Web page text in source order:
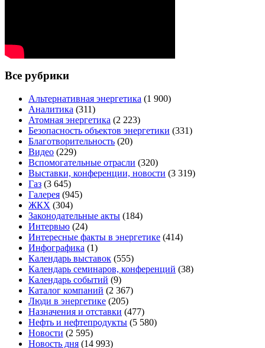
Все рубрики
Альтернативная энергетика (1 900)
Аналитика (311)
Атомная энергетика (2 223)
Безопасность объектов энергетики (331)
Благотворительность (20)
Видео (229)
Вспомогательные отрасли (320)
Выставки, конференции, новости (3 319)
Газ (3 645)
Галерея (945)
ЖКХ (304)
Законодательные акты (184)
Интервью (24)
Интересные факты в энергетике (414)
Инфографика (1)
Календарь выставок (555)
Календарь семинаров, конференций (38)
Календарь событий (9)
Каталог компаний (2 367)
Люди в энергетике (205)
Назначения и отставки (477)
Нефть и нефтепродукты (5 580)
Новости (2 595)
Новость дня (14 993)